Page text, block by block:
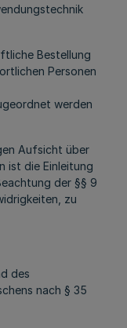
Bestellung
Personen
werden
Aufsicht über
ist die Einleitung
der §§ 9
zu
des
nach § 35